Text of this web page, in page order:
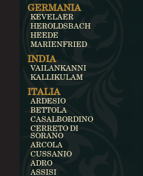
GERMANIA
KEVELAER
HEROLDSBACH
HEEDE
MARIENFRIED
INDIA
VAILANKANNI
KALLIKULAM
ITALIA
ARDESIO
BETTOLA
CASALBORDINO
CERRETO DI
SORANO
ARCOLA
CUSSANIO
ADRO
ASSISI